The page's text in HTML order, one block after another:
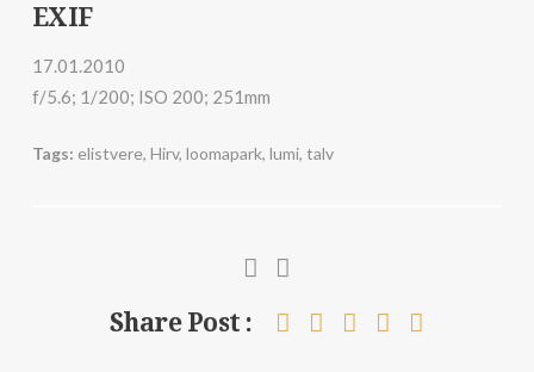
EXIF
17.01.2010
f/5.6; 1/200; ISO 200; 251mm
Tags: elistvere, Hirv, loomapark, lumi, talv
Share Post :